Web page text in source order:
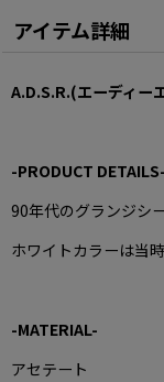
アイテム詳細
A.D.S.R.(エーディー
-PRODUCT DETAILS-
90年代のグランジシ
ホワイトカラーは当
-MATERIAL-
アセテート